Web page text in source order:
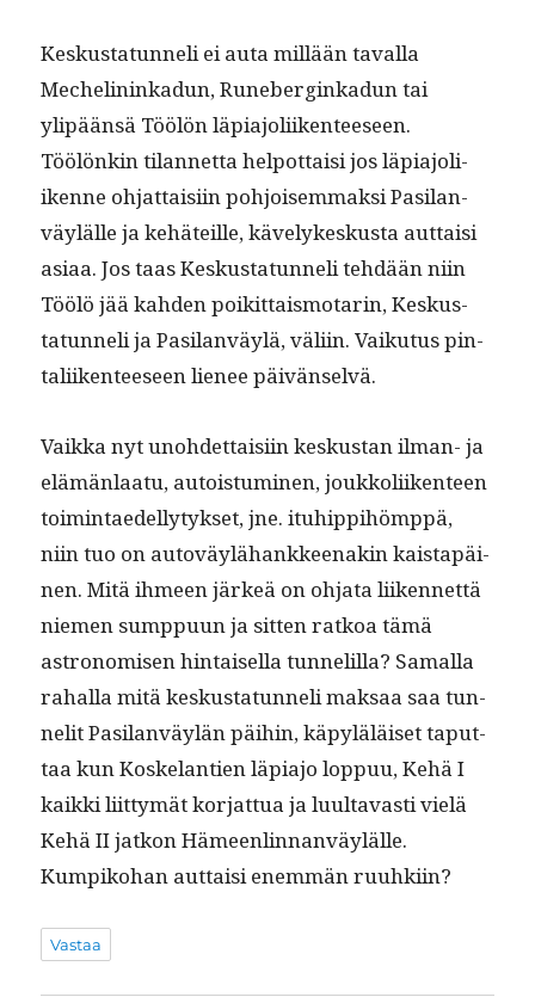
Keskus­tatun­neli ei auta mil­lään taval­la
Meche­lininkadun, Runeberginkadun tai
ylipään­sä Töölön läpi­a­joli­iken­teeseen.
Töölönkin tilan­net­ta helpot­taisi jos läpi­a­joli­
ikenne ohjat­taisi­in pohjoisem­mak­si Pasi­lan­
väylälle ja kehäteille, käve­lykeskus­ta aut­taisi
asi­aa. Jos taas Keskus­tatun­neli tehdään niin
Töölö jää kah­den poikit­tais­mo­tarin, Keskus­
tatun­neli ja Pasi­lan­väylä, väli­in. Vaiku­tus pin­
tali­iken­teeseen lie­nee päivänselvä.
Vaik­ka nyt uno­hdet­taisi­in keskus­tan ilman- ja
elämän­laatu, autois­tu­mi­nen, joukkoli­iken­teen
toim­intaedel­ly­tyk­set, jne. ituhip­pi­hömp­pä,
niin tuo on autoväylähankkeenakin kaistapäi­
nen. Mitä ihmeen järkeä on ohja­ta liiken­net­tä
niemen sump­pu­un ja sit­ten ratkoa tämä
astronomisen hin­taisel­la tun­nelil­la? Samal­la
rahal­la mitä keskus­tatun­neli mak­saa saa tun­
nelit Pasi­lan­väylän päi­hin, käpyläläiset taput­
taa kun Koske­lantien läpi­a­jo lop­puu, Kehä I
kaik­ki liit­tymät kor­jat­tua ja luul­tavasti vielä
Kehä II jatkon Hämeen­lin­nan­väylälle.
Kumpiko­han aut­taisi enem­män ruuhkiin?
Vastaa